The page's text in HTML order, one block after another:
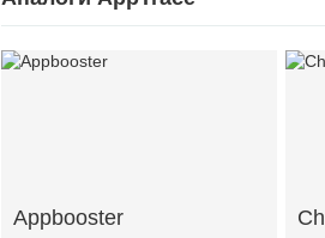
Appbooster